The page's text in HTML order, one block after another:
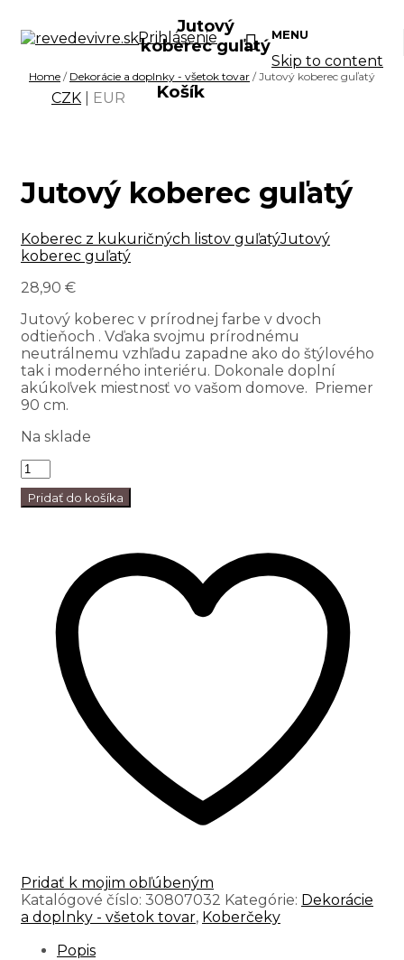
Prihlásenie
Košík
CZK EUR
MENU
Skip to content
Jutový
koberec guľatý
Home / Dekorácie a doplnky - všetok tovar / Jutový koberec guľatý
Jutový koberec guľatý
Koberec z kukuričných listov guľatýJutový
koberec guľatý
28,90 €
Jutový koberec v prírodnej farbe v dvoch
odtieňoch . Vďaka svojmu prírodnému
neutrálnemu vzhľadu zapadne ako do štýlového
tak i moderného interiéru. Dokonale doplní
akúkoľvek miestnosť vo vašom domove. Priemer
90 cm.
Na sklade
Pridať do košíka
Pridať k mojim obľúbeným
Katalógové číslo: 30807032 Kategórie: Dekorácie
a doplnky - všetok tovar, Koberčeky
Popis